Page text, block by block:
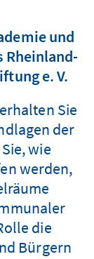
und
Rheinland-
e. V.
Sie
der
wie
werden,
die
Bürgern